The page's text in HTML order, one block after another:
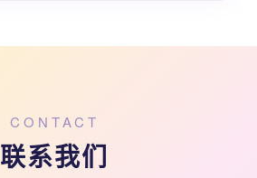
CONTACT
联系我们